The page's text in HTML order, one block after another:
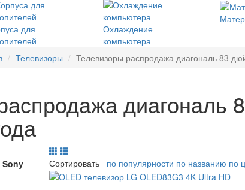
для
Охлаждение
компьютера
Телевизоры Телевизоры распродажа диагональ 83
диагональ
Sony
Сортировать по популярности по названию по